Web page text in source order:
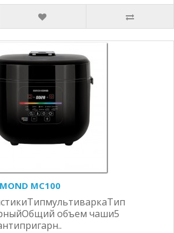
MC100
объем чаши5